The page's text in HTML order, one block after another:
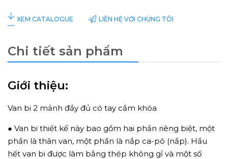
XEM CATALOGUE LIÊN HỆ VỚI CHÚNG TÔI
Chi tiết sản phẩm
Giới thiệu:
Van bi 2 mảnh đầy đủ có tay cầm khóa
● Van bi thiết kế này bao gồm hai phần riêng biệt, một
phần là thân van, một phần là nắp ca-pô (nắp). Hầu
hết van bi được làm bằng thép không gỉ và một số